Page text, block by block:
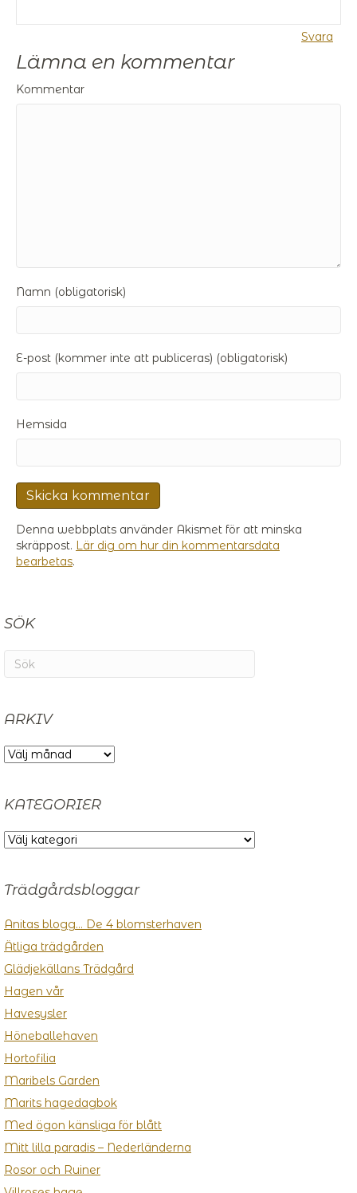
Svara
Lämna en kommentar
Kommentar
Namn (obligatorisk)
E-post (kommer inte att publiceras) (obligatorisk)
Hemsida
Denna webbplats använder Akismet för att minska
skräppost. Lär dig om hur din kommentarsdata
bearbetas.
SÖK
ARKIV
ARKIV
KATEGORIER
KATEGORIER
Trädgårdsbloggar
Anitas blogg… De 4 blomsterhaven
Ätliga trädgården
Glädjekällans Trädgård
Hagen vår
Havesysler
Höneballehaven
Hortofilia
Maribels Garden
Marits hagedagbok
Med ögon känsliga för blått
Mitt lilla paradis – Nederländerna
Rosor och Ruiner